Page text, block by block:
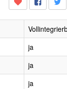
ja
ja
ja